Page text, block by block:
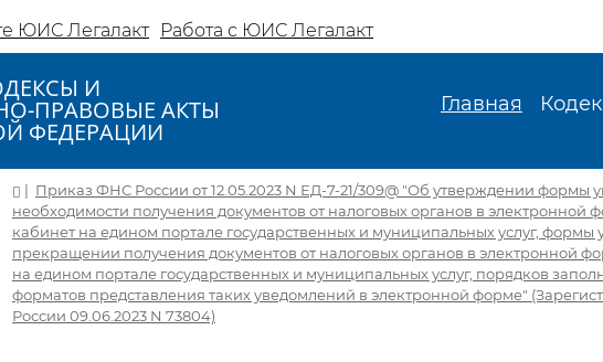
ЮИС Легалакт Работа с ЮИС Легалакт
И
ПРАВОВЫЕ АКТЫ
ФЕДЕРАЦИИ
Главная
| Приказ ФНС России от 12.05.2023 N ЕД-7-21/309@ "Об утверждении формы
необходимости получения документов от налоговых органов в электронной
кабинет на едином портале государственных и муниципальных услуг, формы
прекращении получения документов от налоговых органов в электронной
на едином портале государственных и муниципальных услуг, порядков
форматов представления таких уведомлений в электронной форме"
России 09.06.2023 N 73804)